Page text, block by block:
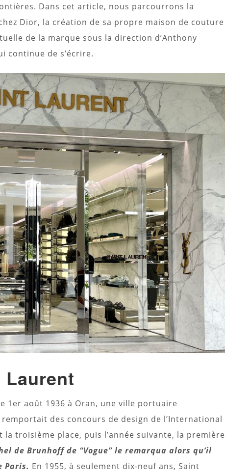
Dans cet article, nous parcourrons la
Dior, la création de sa propre maison de couture
de la marque sous la direction d’Anthony
continue de s’écrire.
1er août 1936 à Oran, une ville portuaire
des concours de design de l’International
troisième place, puis l’année suivante, la première
de Brunhoff de “Vogue” le remarqua alors qu’il
Paris. En 1955, à seulement dix-neuf ans, Saint